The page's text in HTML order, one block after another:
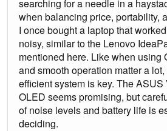
searching for a needle in a
when balancing price, portability,
I once bought a laptop that
noisy, similar to the Lenovo
mentioned here. Like when using
and smooth operation matter a
efficient system is key. The
OLED seems promising, but
of noise levels and battery life is
deciding.